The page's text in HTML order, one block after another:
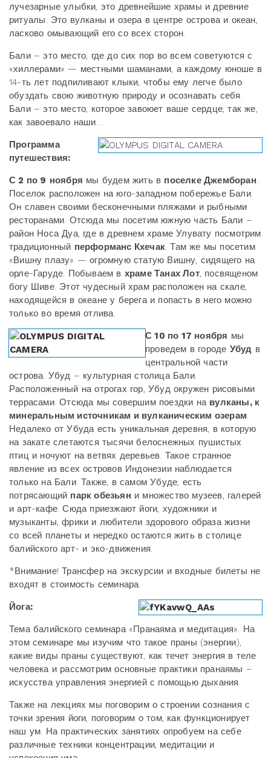
лучезарные улыбки, это древнейшие храмы и древние
ритуалы. Это вулканы и озера в центре острова и океан,
ласково омывающий его со всех сторон.
Бали – это место, где до сих пор во всем советуются с
«хиллерами» — местными шаманами, а каждому юноше в
14-ть лет подпиливают клыки, чтобы ему легче было
обуздать свою животную природу и осознавать себя.
Бали – это место, которое завоюет ваше сердце, так же,
как завоевало наши…
Программа
путешествия:
С 2 по 9 ноября мы будем жить в поселке Джемборан.
Поселок расположен на юго-западном побережье Бали.
Он славен своими бесконечными пляжами и рыбными
ресторанами. Отсюда мы посетим южную часть Бали –
район Носа Дуа, где в древнем храме Улувату посмотрим
традиционный перформанс Кхечак. Там же мы посетим
«Вишну плазу» — огромную статую Вишну, сидящего на
орле-Гаруде. Побываем в храме Танах Лот, посвященом
богу Шиве. Этот чудесный храм расположен на скале,
находящейся в океане у берега и попасть в него можно
только во время отлива.
С 10 по 17 ноября мы
проведем в городе Убуд в
центральной части
острова. Убуд – культурная столица Бали.
Расположенный на отрогах гор, Убуд окружен рисовыми
террасами. Отсюда мы совершим поездки на вулканы, к
минеральным источникам и вулканическим озерам.
Недалеко от Убуда есть уникальная деревня, в которую
на закате слетаются тысячи белоснежных пушистых
птиц и ночуют на ветвях деревьев. Такое странное
явление из всех островов Индонезии наблюдается
только на Бали. Также, в самом Убуде, есть
потрясающий парк обезьян и множество музеев, галерей
и арт-кафе. Сюда приезжают йоги, художники и
музыканты, фрики и любители здорового образа жизни
со всей планеты и нередко остаются жить в столице
балийского арт- и эко-движения.
*Внимание! Трансфер на экскурсии и входные билеты не
входят в стоимость семинара.
Йога:
Тема балийского семинара «Пранаяма и медитация». На
этом семинаре мы изучим что такое праны (энергии),
какие виды праны существуют, как течет энергия в теле
человека и рассмотрим основные практики пранаямы –
искусства управления энергией с помощью дыхания.
Также на лекциях мы поговорим о строении сознания с
точки зрения йоги, поговорим о том, как функционирует
наш ум. На практических занятиях опробуем на себе
различные техники концентрации, медитации и